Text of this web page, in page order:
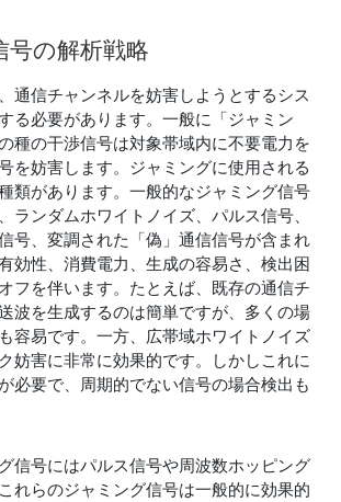
号の解析戦略
通信チャンネルを妨害しようとするシス
る必要があります。一般に「ジャミン
種の干渉信号は対象帯域内に不要電力を
を妨害します。ジャミングに使用される
類があります。一般的なジャミング信号
ランダムホワイトノイズ、パルス信号、
号、変調された「偽」通信信号が含まれ
効性、消費電力、生成の容易さ、検出困
フを伴います。たとえば、既存の通信チ
波を生成するのは簡単ですが、多くの場
容易です。一方、広帯域ホワイトノイズ
妨害に非常に効果的です。しかしこれに
必要で、周期的でない信号の場合検出も
信号にはパルス信号や周波数ホッピング
れらのジャミング信号は一般的に効果的